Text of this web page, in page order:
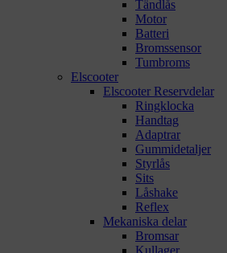
Tändlås
Motor
Batteri
Bromssensor
Tumbroms
Elscooter
Elscooter Reservdelar
Ringklocka
Handtag
Adaptrar
Gummidetaljer
Styrlås
Sits
Låshake
Reflex
Mekaniska delar
Bromsar
Kullager